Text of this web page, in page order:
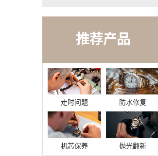
推荐产品
走时问题 防水修复
机芯保养 抛光翻新